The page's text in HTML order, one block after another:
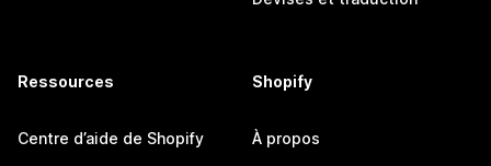
Ressources
Centre d’aide de Shopify
Shopify
À propos